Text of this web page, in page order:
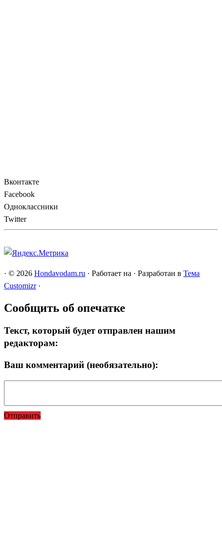
Вконтакте
Facebook
Одноклассники
Twitter
· © 2026 Hondavodam.ru · Работает на · Разработан в Тема
Customizr ·
Сообщить об опечатке
Текст, который будет отправлен нашим
редакторам:
Ваш комментарий (необязательно):
Отправить